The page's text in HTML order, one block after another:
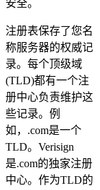
安全。
注册表保存了您名
称服务器的权威记
录。每个顶级域
(TLD)都有一个注
册中心负责维护这
些记录。例
如，.com是一个
TLD。Verisign
是.com的独家注册
中心。作为TLD的